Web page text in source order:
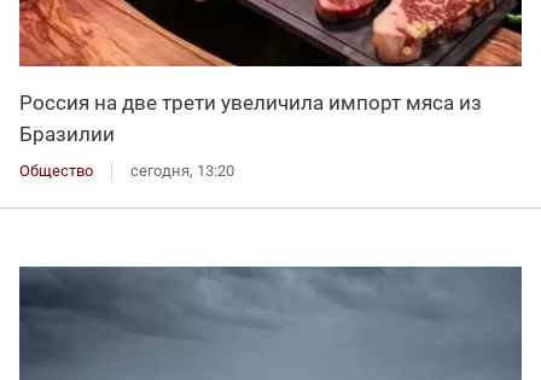
Россия на две трети увеличила импорт мяса из
Бразилии
Общество сегодня, 13:20